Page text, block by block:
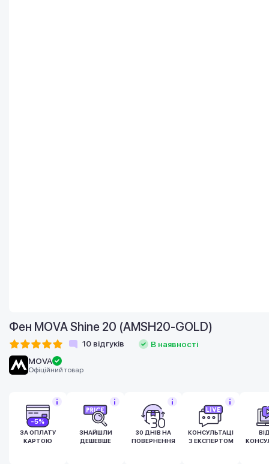
Фен MOVA Shine 20 (AMSH20-GOLD)
10 відгуків В наявності
MOVA
Офіційний товар
-5%
ЗА ОПЛАТУ
КАРТОЮ
ЗНАЙШЛИ
ДЕШЕВШЕ
30 ДНІВ НА
ПОВЕРНЕННЯ
КОНСУЛЬТАЦІЯ
З ЕКСПЕРТОМ